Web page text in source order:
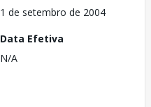
1 de setembro de 2004
Data Efetiva
N/A